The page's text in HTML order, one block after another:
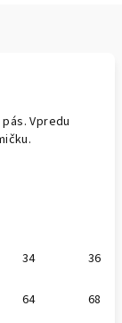
Vpredu
34 36
64 68